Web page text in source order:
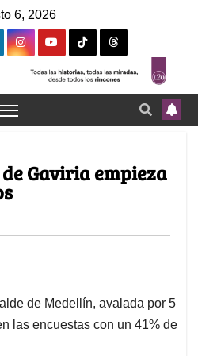
6, 2026
Gaviria empieza
de Medellín, avalada por 5
las encuestas con un 41% de